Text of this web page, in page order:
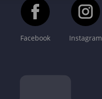
Facebook Instagram